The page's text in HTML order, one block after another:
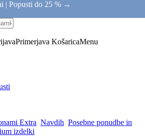
| Popusti do 25 % →
Primerjava KošaricaMenu
Extra Navdih Posebne ponudbe in
izdelki